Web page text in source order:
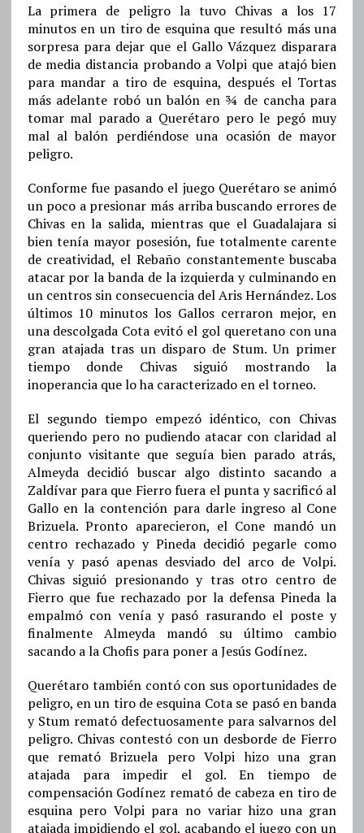
La primera de peligro la tuvo Chivas a los 17
minutos en un tiro de esquina que resultó más una
sorpresa para dejar que el Gallo Vázquez disparara
de media distancia probando a Volpi que atajó bien
para mandar a tiro de esquina, después el Tortas
más adelante robó un balón en ¾ de cancha para
tomar mal parado a Querétaro pero le pegó muy
mal al balón perdiéndose una ocasión de mayor
peligro.
Conforme fue pasando el juego Querétaro se animó
un poco a presionar más arriba buscando errores de
Chivas en la salida, mientras que el Guadalajara si
bien tenía mayor posesión, fue totalmente carente
de creatividad, el Rebaño constantemente buscaba
atacar por la banda de la izquierda y culminando en
un centros sin consecuencia del Aris Hernández. Los
últimos 10 minutos los Gallos cerraron mejor, en
una descolgada Cota evitó el gol queretano con una
gran atajada tras un disparo de Stum. Un primer
tiempo donde Chivas siguió mostrando la
inoperancia que lo ha caracterizado en el torneo.
El segundo tiempo empezó idéntico, con Chivas
queriendo pero no pudiendo atacar con claridad al
conjunto visitante que seguía bien parado atrás,
Almeyda decidió buscar algo distinto sacando a
Zaldívar para que Fierro fuera el punta y sacrificó al
Gallo en la contención para darle ingreso al Cone
Brizuela. Pronto aparecieron, el Cone mandó un
centro rechazado y Pineda decidió pegarle como
venía y pasó apenas desviado del arco de Volpi.
Chivas siguió presionando y tras otro centro de
Fierro que fue rechazado por la defensa Pineda la
empalmó con venía y pasó rasurando el poste y
finalmente Almeyda mandó su último cambio
sacando a la Chofis para poner a Jesús Godínez.
Querétaro también contó con sus oportunidades de
peligro, en un tiro de esquina Cota se pasó en banda
y Stum remató defectuosamente para salvarnos del
peligro. Chivas contestó con un desborde de Fierro
que remató Brizuela pero Volpi hizo una gran
atajada para impedir el gol. En tiempo de
compensación Godínez remató de cabeza en tiro de
esquina pero Volpi para no variar hizo una gran
atajada impidiendo el gol, acabando el juego con un